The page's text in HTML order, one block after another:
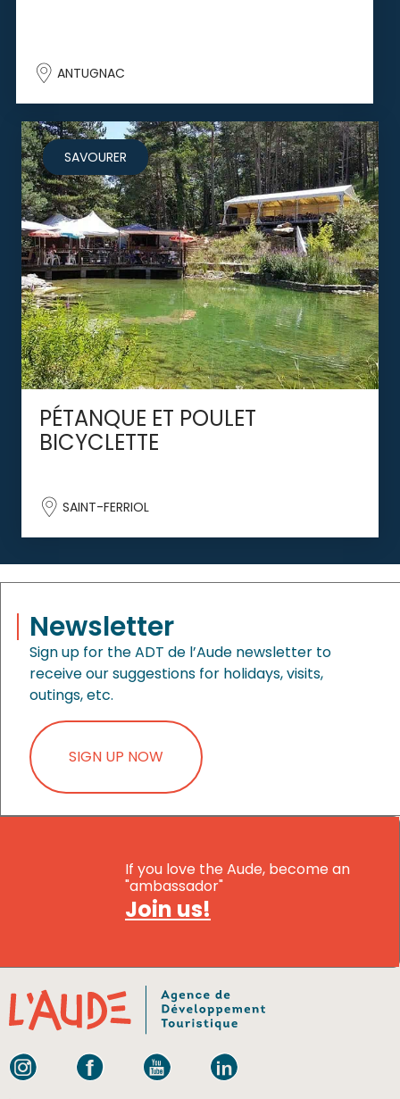
ANTUGNAC
SAVOURER
PÉTANQUE ET POULET
BICYCLETTE
SAINT-FERRIOL
Newsletter
Sign up for the ADT de l’Aude newsletter to
receive our suggestions for holidays, visits,
outings, etc.
SIGN UP NOW
If you love the Aude, become an
"ambassador"
Join us!